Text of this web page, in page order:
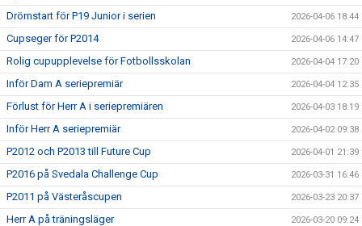
Drömstart för P19 Junior i serien 2026-04-06 18:44
Cupseger för P2014 2026-04-06 14:47
Rolig cupupplevelse för Fotbollsskolan 2026-04-04 17:20
Inför Dam A seriepremiär 2026-04-04 12:35
Förlust för Herr A i seriepremiären 2026-04-03 18:19
Inför Herr A seriepremiär 2026-04-02 09:38
P2012 och P2013 till Future Cup 2026-04-01 21:39
P2016 på Svedala Challenge Cup 2026-03-31 16:46
P2011 på Västeråscupen 2026-03-23 20:37
Herr A på träningsläger 2026-03-20 09:24